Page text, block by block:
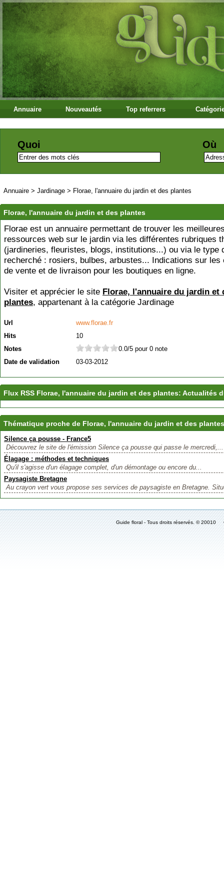
Annuaire Nouveautés Top referrers
Quoi Où
Annuaire > Jardinage > Florae, l'annuaire du jardin et des plantes
Florae, l'annuaire du jardin et des plantes
Florae est un annuaire permettant de trouver les
ressources web sur le jardin via les différentes rubriques
(jardineries, fleuristes, blogs, institutions...) ou via le type
recherché : rosiers, bulbes, arbustes... Indications sur les
de vente et de livraison pour les boutiques en ligne.
Visiter et apprécier le site Florae, l'annuaire du jardin et
plantes, appartenant à la catégorie Jardinage
Url
www.florae.fr
Hits
10
Notes
0.0/5 pour 0 note
Date de validation
03-03-2012
Flux RSS Florae, l'annuaire du jardin et des plantes: Actualités
Thématique proche de Florae, l'annuaire du jardin et des plantes
Silence ça pousse - France5
Découvrez le site de l'émission Silence ça pousse qui passe le mercredi,...
Élagage : méthodes et techniques
Qu'il s'agisse d'un élagage complet, d'un démontage ou encore du...
Paysagiste Bretagne
Au crayon vert vous propose ses services de paysagiste en Bretagne.
Guide floral - Tous droits réservés. ©